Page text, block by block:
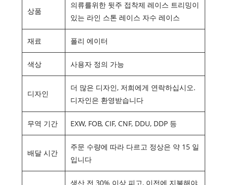
상품
의류를위한 뒷주 접착제 레이스 트리밍이
있는 라인 스톤 레이스 자수 레이스
재료 폴리 에이터
색상 사용자 정의 가능
디자인
더 많은 디자인, 저희에게 연락하십시오.
디자인은 환영받습니다
무역 기간 EXW, FOB, CIF, CNF, DDU, DDP 등
배달 시간
주문 수량에 따라 다르고 정상은 약 15 일
입니다
생산 전 30% 이상 피고, 이전에 지불해야